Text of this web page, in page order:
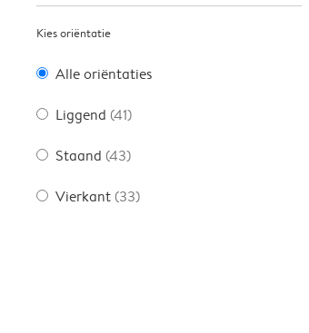
Kies oriëntatie
Alle oriëntaties
Liggend (41)
Staand (43)
Vierkant (33)